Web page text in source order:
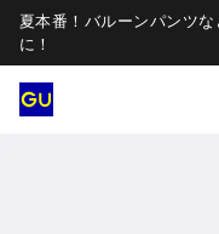
夏本番！バルーンパンツ
に！